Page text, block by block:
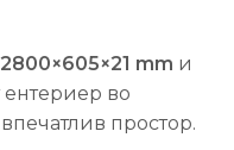
mm и
ентериер во
простор.